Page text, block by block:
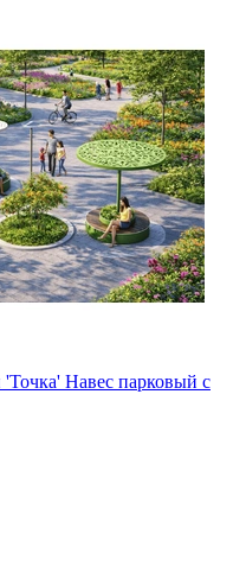
Навес парковый с